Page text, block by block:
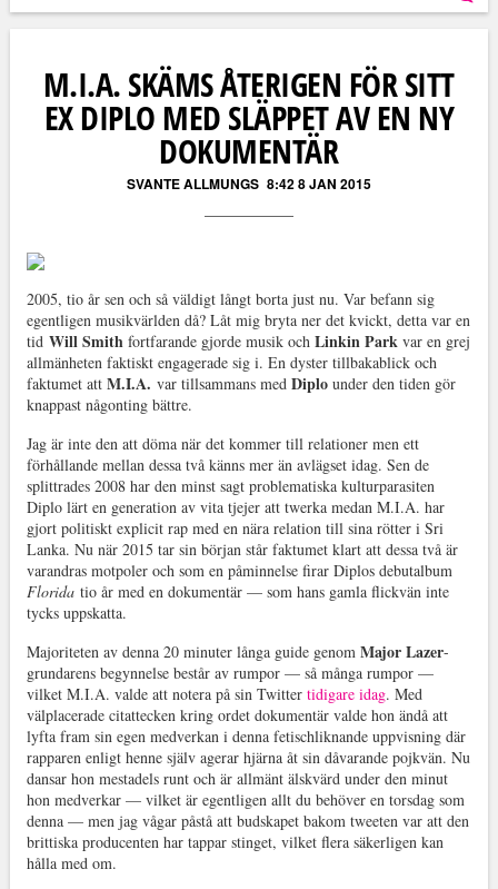
M.I.A. SKÄMS ÅTERIGEN FÖR SITT
EX DIPLO MED SLÄPPET AV EN NY
DOKUMENTÄR
SVANTE ALLMUNGS 8:42 8 JAN 2015
2005, tio år sen och så väldigt långt borta just nu. Var befann sig
egentligen musikvärlden då? Låt mig bryta ner det kvickt, detta var en
tid Will Smith fortfarande gjorde musik och Linkin Park var en grej
allmänheten faktiskt engagerade sig i. En dyster tillbakablick och
faktumet att M.I.A. var tillsammans med Diplounder den tiden gör
knappast någonting bättre.
Jag är inte den att döma när det kommer till relationer men ett
förhållande mellan dessa två känns mer än avlägset idag. Sen de
splittrades 2008 har den minst sagt problematiska kulturparasiten
Diplo lärt en generation av vita tjejer att twerka medan M.I.A. har
gjort politiskt explicit rap med en nära relation till sina rötter i Sri
Lanka. Nu när 2015 tar sin början står faktumet klart att dessa två är
varandras motpoler och som en påminnelse firar Diplos debutalbum
Floridatio år med en dokumentär — som hans gamla flickvän inte
tycks uppskatta.
Majoriteten av denna 20 minuter långa guide genom Major Lazer-
grundarens begynnelse består av rumpor — så många rumpor —
vilket M.I.A. valde att notera på sin Twitter tidigare idag. Med
välplacerade citattecken kring ordet dokumentär valde hon ändå att
lyfta fram sin egen medverkan i denna fetischliknande uppvisning där
rapparen enligt henne själv agerar hjärna åt sin dåvarande pojkvän. Nu
dansar hon mestadels runt och är allmänt älskvärd under den minut
hon medverkar — vilket är egentligen allt du behöver en torsdag som
denna — men jag vågar påstå att budskapet bakom tweeten var att den
brittiska producenten har tappar stinget, vilket flera säkerligen kan
hålla med om.